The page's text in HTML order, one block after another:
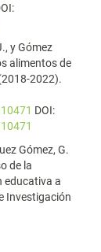
y Gómez
alimentos de
2022).
DOI:
Gómez, G.
de la
educativa a
Investigación